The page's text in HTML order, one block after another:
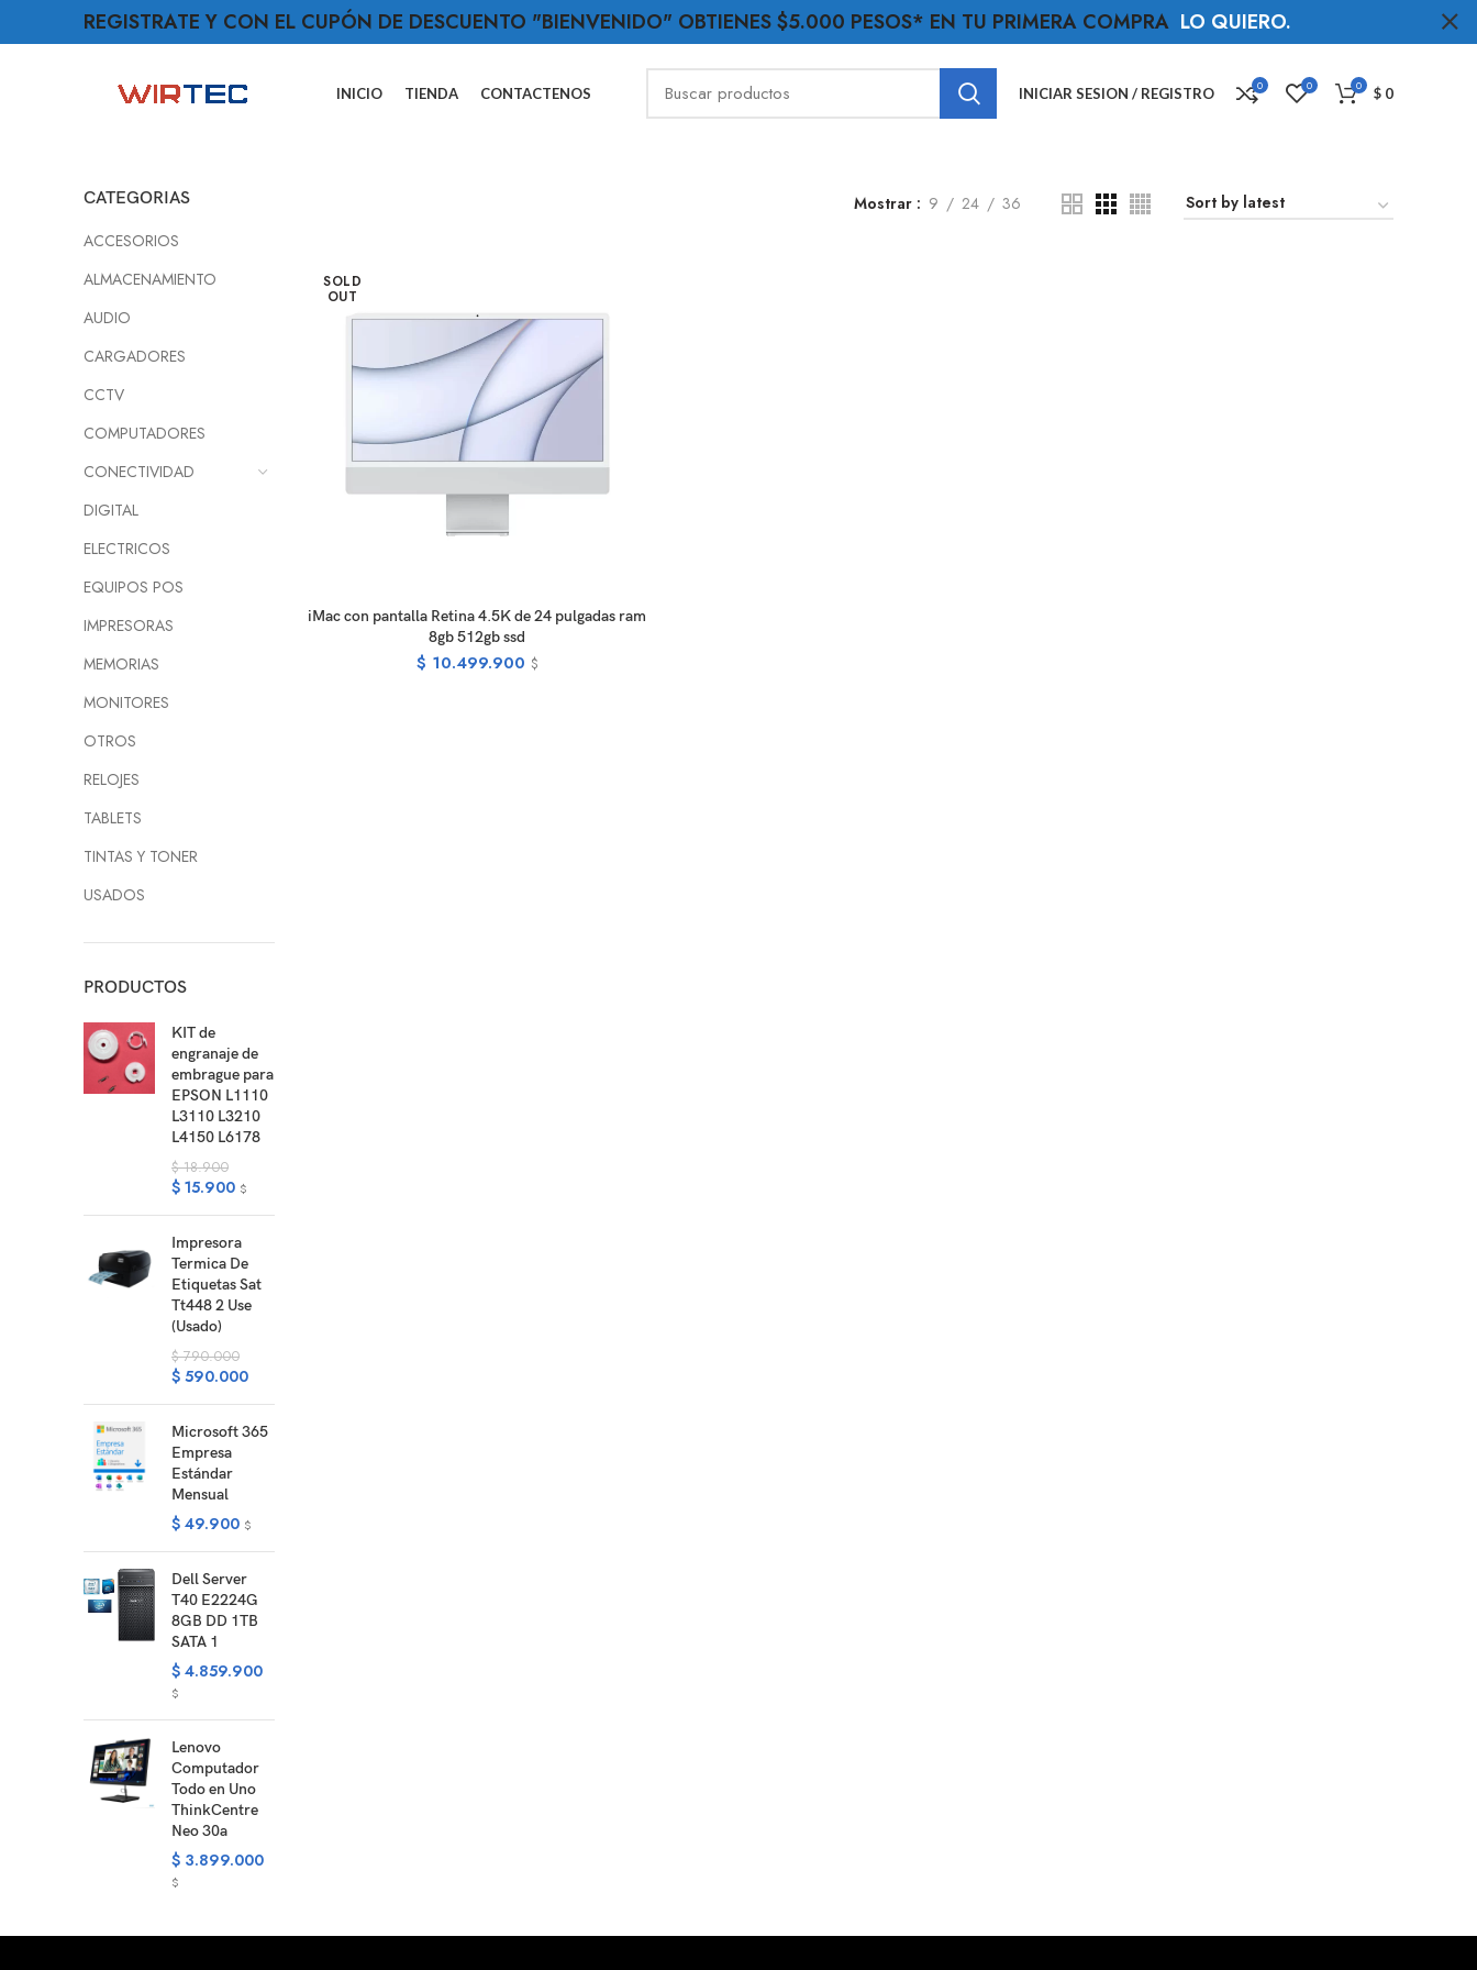
INICIO TIENDA CONTACTENOS INICIAR SESION / REGISTRO 0 0 0 $ 0
CATEGORIAS
ACCESORIOS
ALMACENAMIENTO
AUDIO
CARGADORES
CCTV
COMPUTADORES
CONECTIVIDAD
DIGITAL
ELECTRICOS
EQUIPOS POS
IMPRESORAS
MEMORIAS
MONITORES
OTROS
RELOJES
TABLETS
TINTAS Y TONER
USADOS
PRODUCTOS
KIT de
engranaje de
embrague para
EPSON L1110
L3110 L3210
L4150 L6178
$18.900
$ 15.900 $
Impresora
Termica De
Etiquetas Sat
Tt448 2 Use
(Usado)
$790.000
$ 590.000
Microsoft 365
Empresa
Estándar
Mensual
$ 49.900 $
Dell Server
T40 E2224G
8GB DD 1TB
SATA 1
$ 4.859.900
$
Lenovo
Computador
Todo en Uno
ThinkCentre
Neo 30a
$ 3.899.000
$
Mostrar 9 24 36
SOLD
OUT
READ MORE
iMac con pantalla Retina 4.5K de 24 pulgadas ram
8gb 512gb ssd
$ 10.499.900 $
REGISTRATE Y CON EL CUPÓN DE DESCUENTO "BIENVENIDO" OBTIENES $5.000 PESOS* EN TU PRIMERA COMPRA LO QUIERO.